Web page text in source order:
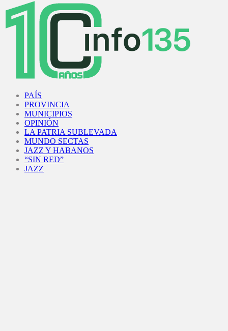
PAÍS
PROVINCIA
MUNICIPIOS
OPINIÓN
LA PATRIA SUBLEVADA
MUNDO SECTAS
JAZZ Y HABANOS
“SIN RED”
JAZZ